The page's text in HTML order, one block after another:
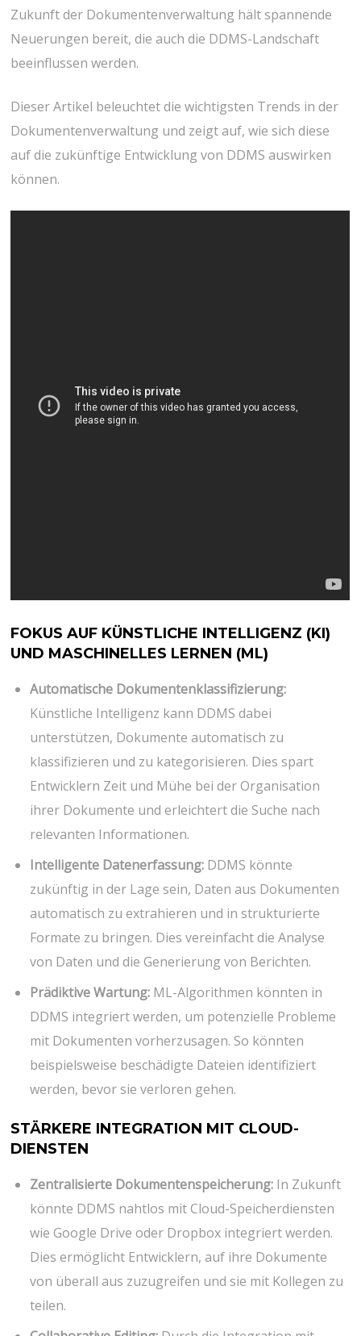
Zukunft der Dokumentenverwaltung hält spannende
Neuerungen bereit, die auch die DDMS-Landschaft
beeinflussen werden.
Dieser Artikel beleuchtet die wichtigsten Trends in der
Dokumentenverwaltung und zeigt auf, wie sich diese
auf die zukünftige Entwicklung von DDMS auswirken
können.
FOKUS AUF KÜNSTLICHE INTELLIGENZ (KI)
UND MASCHINELLES LERNEN (ML)
Automatische Dokumentenklassifizierung:
Künstliche Intelligenz kann DDMS dabei
unterstützen, Dokumente automatisch zu
klassifizieren und zu kategorisieren. Dies spart
Entwicklern Zeit und Mühe bei der Organisation
ihrer Dokumente und erleichtert die Suche nach
relevanten Informationen.
Intelligente Datenerfassung: DDMS könnte
zukünftig in der Lage sein, Daten aus Dokumenten
automatisch zu extrahieren und in strukturierte
Formate zu bringen. Dies vereinfacht die Analyse
von Daten und die Generierung von Berichten.
Prädiktive Wartung: ML-Algorithmen könnten in
DDMS integriert werden, um potenzielle Probleme
mit Dokumenten vorherzusagen. So könnten
beispielsweise beschädigte Dateien identifiziert
werden, bevor sie verloren gehen.
STÄRKERE INTEGRATION MIT CLOUD-
DIENSTEN
Zentralisierte Dokumentenspeicherung: In Zukunft
könnte DDMS nahtlos mit Cloud-Speicherdiensten
wie Google Drive oder Dropbox integriert werden.
Dies ermöglicht Entwicklern, auf ihre Dokumente
von überall aus zuzugreifen und sie mit Kollegen zu
teilen.